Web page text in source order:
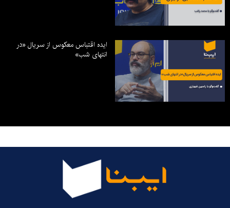
ایده اقتباس معکوس از سریال «در
انتهای شب»